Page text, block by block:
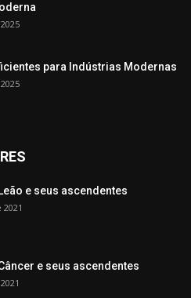
para Indústrias Modernas
e seus ascendentes
e seus ascendentes